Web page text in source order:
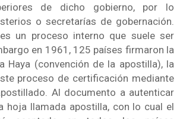
de dicho gobierno, por lo
o secretarías de gobernación.
un proceso interno que suele ser
en 1961, 125 países firmaron la
Haya (convención de la apostilla), la
proceso de certificación mediante
Al documento a autenticar
hoja llamada apostilla, con lo cual el